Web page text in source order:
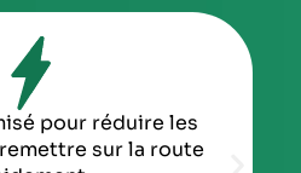
pour réduire les
sur la route